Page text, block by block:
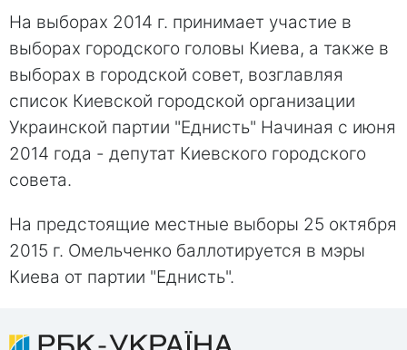
На выборах 2014 г. принимает участие в
выборах городского головы Киева, а также в
выборах в городской совет, возглавляя
список Киевской городской организации
Украинской партии "Еднисть" Начиная с июня
2014 года - депутат Киевского городского
совета.
На предстоящие местные выборы 25 октября
2015 г. Омельченко баллотируется в мэры
Киева от партии "Еднисть".